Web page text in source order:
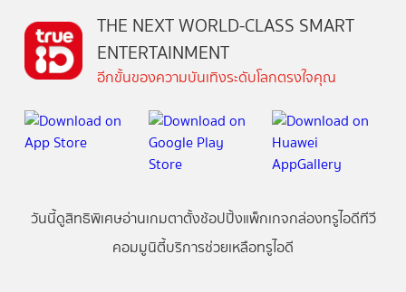
THE NEXT WORLD-CLASS SMART
ENTERTAINMENT
อีกขั้นของความบันเทิงระดับโลกตรงใจคุณ
วันนี้ดูสิทธิพิเศษอ่านเกมตาตั้งช้อปปิ้งแพ็กเกจกล่องทรูไอดีทีวี
คอมมูนิตี้บริการช่วยเหลือทรูไอดี